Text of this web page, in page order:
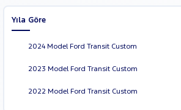
Yıla Göre
2024 Model Ford Transit Custom
2023 Model Ford Transit Custom
2022 Model Ford Transit Custom